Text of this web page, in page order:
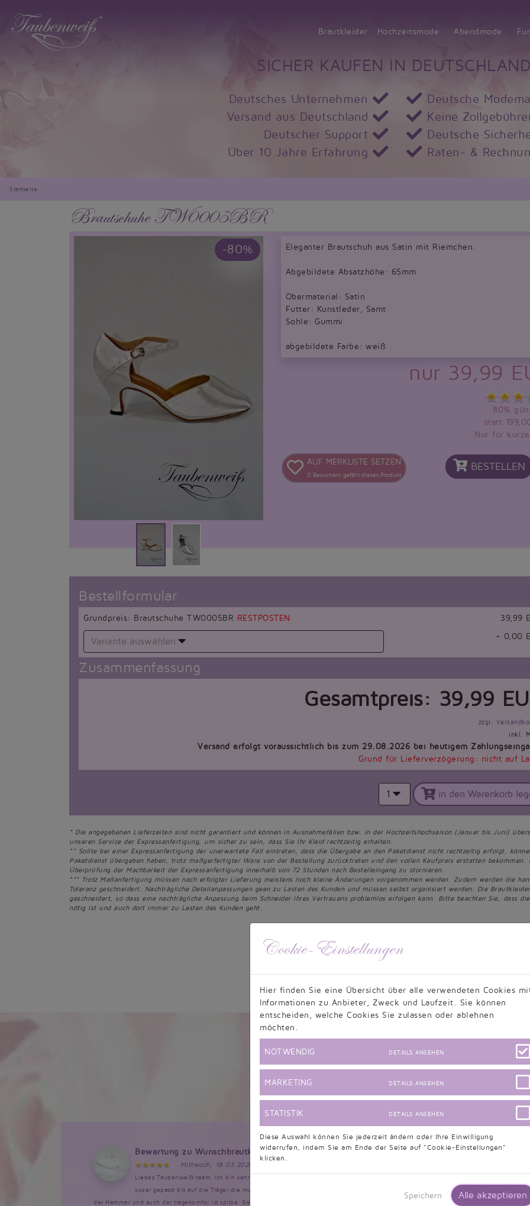
Brautkleider Hochzeitsmode Abendmode
SICHER KAUFEN IN
Deutsches Unternehmen
Deutsche
Versand aus Deutschland
Keine
Deutscher Support
Deutsche
Über 10 Jahre Erfahrung
Raten- &
Startseite
Brautschuhe TW0005BR
-80% Eleganter Brautschuh aus Satin mit Riemchen.
Abgebildete Absatzhöhe: 65mm
Obermaterial: Satin
Futter: Kunstleder, Samt
Sohle: Gummi
abgebildete Farbe: weiß
nur 39,99
80%
statt
Nur für
AUF MERKLISTE SETZEN
0 Besuchern gefällt dieses Produkt
BESTELLEN
Bestellformular
Grundpreis: Brautschuhe TW0005BR RESTPOSTEN 39,99
Variante auswählen + 0,00
Zusammenfassung
Gesamtpreis: 39,99
zzgl.
inkl.
Versand erfolgt voraussichtlich bis zum 29.08.2026 bei heutigem
Grund für Lieferverzögerung: nicht auf
1 in den Warenkorb
* Die angegebenen Lieferzeiten sind nicht garantiert und können in Ausnahmefällen bzw. in der Hochzeitshochsaison (Januar bis Juni)
unseren Service der Expressanfertigung, um sicher zu sein, dass Sie Ihr Kleid rechtzeitig erhalten.
** Sollte bei einer Expressanfertigung der unerwartete Fall eintreten, dass die Übergabe an den Paketdienst nicht rechtzeitig erfolgt,
Paketdienst übergeben haben, trotz maßgerfertigter Ware von der Bestellung zurücktreten und den vollen Kaufpreis erstatten
Überprüfung der Machbarkeit der Expressanfertigung innerhalb von 72 Stunden nach Bestelleingang zu stornieren.
*** Trotz Maßanfertigung müssen nach erfolgter Lieferung meistens noch kleine Änderungen vorgenommen werden. Zudem werden die
Toleranz geschneidert. Nachträgliche Detailanpassungen geen zu Lasten des Kunden und müssen selbst organisiert werden. Die
geschneidert, so dass eine nachträgliche Anpassung beim Schneider Ihres Vertrauens problemlos erfolgen kann. Bitte beachten Sie, dass
nötig ist und auch dort immer zu Lasten des Kunden geht.
Kundenbewertungen
Bewertung zu Wunschbrautkleid
Mittwoch, 18.03.2026, 16:52
Liebes Taubenweiß team, Ich bin sehr begeistert von meinem Kleid. Es hat auch
super gepasst bis auf die Träger die mussten etwas gekürzt werden. Die Farbe war
der Hammer und auch der tragekomfor ist spitze. Genau so hab ich es mir vorgestellt. Von...
Bewertung zu
Dienstag,
Das Kleid wurde wie in
gewünscht wurden. Der
genauso umgesetzt. Ich hatte Sorge,
Cookie-Einstellungen
Hier finden Sie eine Übersicht über alle verwendeten Cookies
Informationen zu Anbieter, Zweck und Laufzeit. Sie können
entscheiden, welche Cookies Sie zulassen oder ablehnen
möchten.
NOTWENDIG DETAILS ANSEHEN
MARKETING DETAILS ANSEHEN
STATISTIK DETAILS ANSEHEN
Diese Auswahl können Sie jederzeit ändern oder Ihre Einwilligung
widerrufen, indem Sie am Ende der Seite auf "Cookie-Einstellungen"
klicken.
Speichern Alle akzeptieren